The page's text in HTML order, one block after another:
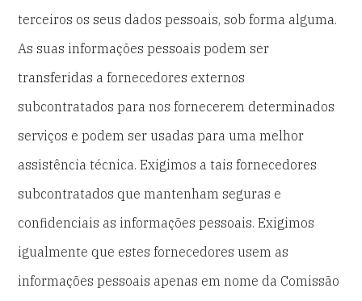
terceiros os seus dados pessoais, sob forma alguma.
As suas informações pessoais podem ser
transferidas a fornecedores externos
subcontratados para nos fornecerem determinados
serviços e podem ser usadas para uma melhor
assistência técnica. Exigimos a tais fornecedores
subcontratados que mantenham seguras e
confidenciais as informações pessoais. Exigimos
igualmente que estes fornecedores usem as
informações pessoais apenas em nome da Comissão